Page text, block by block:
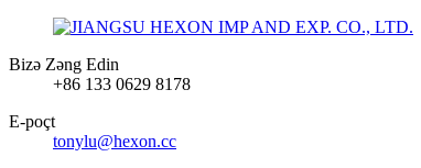
Bizə Zəng Edin
+86 133 0629 8178
E-poçt
tonylu@hexon.cc